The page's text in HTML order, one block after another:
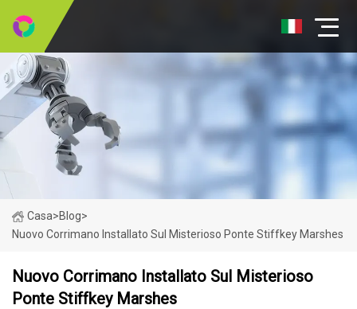
Casa>Blog>
Nuovo Corrimano Installato Sul Misterioso Ponte Stiffkey Marshes
Nuovo Corrimano Installato Sul Misterioso
Ponte Stiffkey Marshes